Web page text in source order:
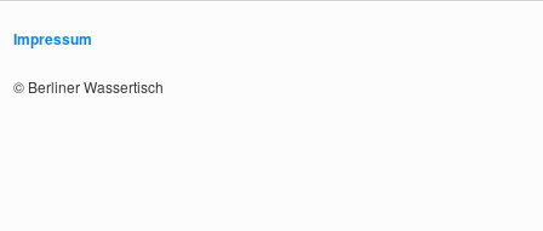
Impressum
© Berliner Wassertisch